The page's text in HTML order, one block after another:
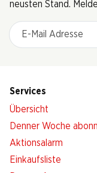
neusten Stand.
E-Mail Adresse
Services
Übersicht
Denner Woche
Aktionsalarm
Einkaufsliste